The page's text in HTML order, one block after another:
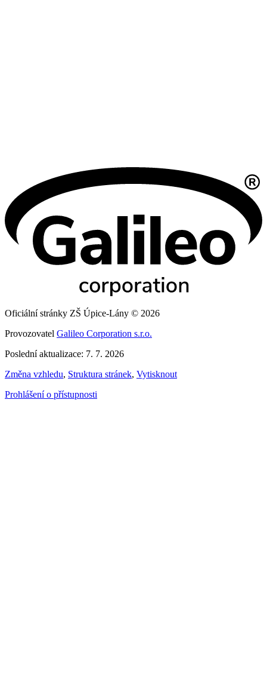
Oficiální stránky ZŠ Úpice-Lány © 2026
Provozovatel Galileo Corporation s.r.o.
Poslední aktualizace: 7. 7. 2026
Změna vzhledu, Struktura stránek, Vytisknout
Prohlášení o přístupnosti